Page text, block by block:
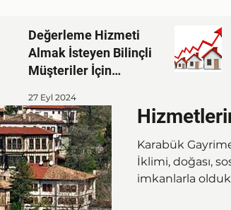
Karabük
Karabük
İklimi, doğası,
imkanlarla
admin
25 Ara 2020
Değerleme Hizmeti
Almak İsteyen Bilinçli
Müşteriler İçin
27 Eyl 2024